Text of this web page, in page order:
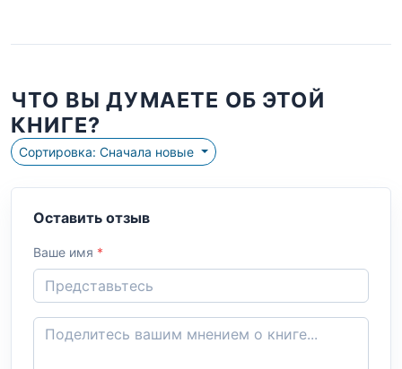
ЧТО ВЫ ДУМАЕТЕ ОБ ЭТОЙ
КНИГЕ?
Сортировка: Сначала новые
Оставить отзыв
Ваше имя *